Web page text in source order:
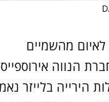
לאיום מהשמיים
הנווה